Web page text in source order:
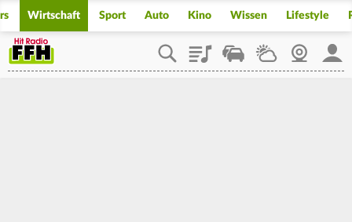
Wirtschaft Sport Auto Kino Wissen Lifestyle
PlaylistStaupilotWetterWebcam